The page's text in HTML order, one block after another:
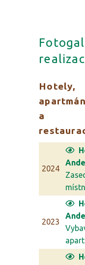
Hotely,
a
2024
2023